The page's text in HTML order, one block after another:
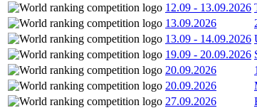
12.09 - 13.09.2026
13.09.2026
13.09 - 14.09.2026
19.09 - 20.09.2026
20.09.2026
20.09.2026
27.09.2026